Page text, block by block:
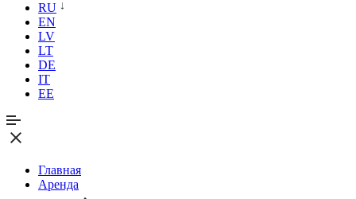
RU
EN
LV
LT
DE
IT
EE
Главная
Аренда